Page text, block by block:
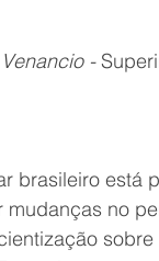
-
brasileiro está
no